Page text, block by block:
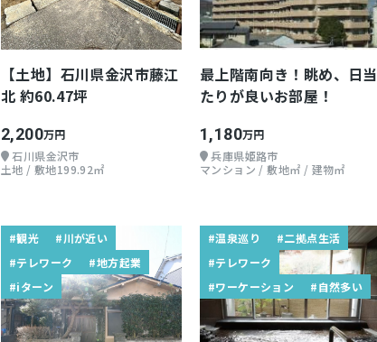
【土地】石川県金沢市藤江
北 約60.47坪
2,200万円
石川県金沢市
土地 / 敷地199.92㎡
最上階南向き！眺め、日当
たりが良いお部屋！
1,180万円
兵庫県姫路市
マンション / 敷地㎡ / 建物㎡
#観光
#川が近い
#テレワーク
#地方起業
#iターン
#温泉巡り
#二拠点生活
#テレワーク
#ワーケーション
#自然多い